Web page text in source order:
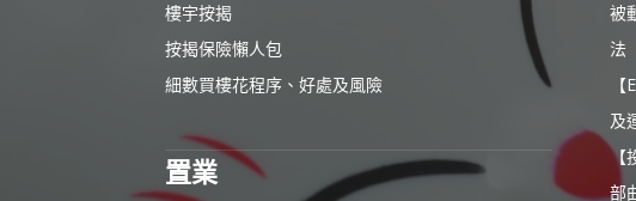
樓宇按揭
按揭保險懶人包
細數買樓花程序、好處及風險
置業
被
法
及
【
部